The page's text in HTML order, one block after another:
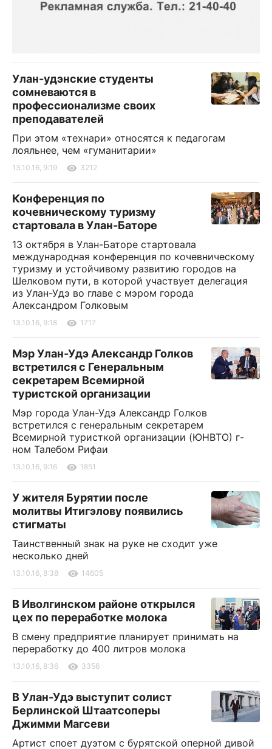
Улан-удэнские студенты
сомневаются в
профессионализме своих
преподавателей
При этом «технари» относятся к педагогам
лояльнее, чем «гуманитарии»
13.10.16, 9:19 3212
Конференция по
кочевническому туризму
стартовала в Улан-Баторе
13 октября в Улан-Баторе стартовала
международная конференция по кочевническому
туризму и устойчивому развитию городов на
Шелковом пути, в которой участвует делегация
из Улан-Удэ во главе с мэром города
Александром Голковым
13.10.16, 9:18 1717
Мэр Улан-Удэ Александр Голков
встретился с Генеральным
секретарем Всемирной
туристской организации
Мэр города Улан-Удэ Александр Голков
встретился с генеральным секретарем
Всемирной туристкой организации (ЮНВТО) г-
ном Талебом Рифаи
13.10.16, 9:16 1851
У жителя Бурятии после
молитвы Итигэлову появились
стигматы
Таинственный знак на руке не сходит уже
несколько дней
13.10.16, 8:38 14605
В Иволгинском районе открылся
цех по переработке молока
В смену предприятие планирует принимать на
переработку до 400 литров молока
13.10.16, 8:36 3356
В Улан-Удэ выступит солист
Берлинской Штаатсоперы
Джимми Магсеви
Артист споет дуэтом с бурятской оперной дивой